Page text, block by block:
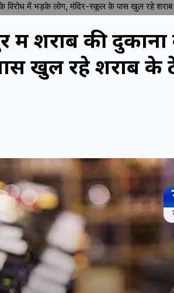
विरोध में भड़के लोग, मंदिर-स्कूल के पास खुल रहे
शराब की दुकानों
खुल रहे शराब के